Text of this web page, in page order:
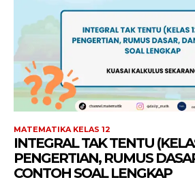
MATEMATIKA KELAS 12
INTEGRAL TAK TENTU
PENGERTIAN, RUMUS
CONTOH SOAL LENGKAP